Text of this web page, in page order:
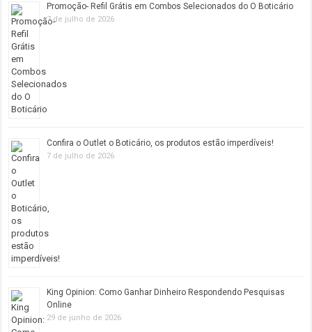
Promoção- Refil Grátis em Combos Selecionados do O Boticário
7 de julho de 2026
Confira o Outlet o Boticário, os produtos estão imperdíveis!
7 de julho de 2026
King Opinion: Como Ganhar Dinheiro Respondendo Pesquisas
Online
29 de junho de 2026